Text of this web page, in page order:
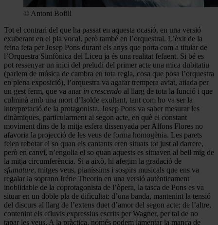
© Antoni Bofill
Tot el contrari del que ha passat en aquesta ocasió, en una versió
exuberant en el pla vocal, però també en l’orquestral. L’èxit de la
feina feta per Josep Pons durant els anys que porta com a titular de
l’Orquestra Simfònica del Liceu ja és una realitat fefaent. Si bé es
pot ressenyar un inici del preludi del primer acte una mica dubitatiu
(parlem de música de cambra en tota regla, cosa que posa l’orquestra
en plena exposició), l’orquestra va agafar trempera aviat, atiada per
un gest ferm, que va anar in crescendo al llarg de tota la funció i que
culminà amb una mort d’Isolde exultant, tant com ho va ser la
interpretació de la protagonista. Josep Pons va saber mesurar les
dinàmiques, particularment al segon acte, en què el constant
moviment dins de la mitja esfera dissenyada per Alfons Flores no
afavoria la projecció de les veus de forma homogènia. Les parets
feien rebotar el so quan els cantants eren situats tot just al darrere,
però en canvi, n’engolia el so quan aquests es situaven al bell mig de
la mitja circumferència. Si a això, hi afegim la gradació de
sfumature, mitges veus, pianíssims i sospirs musicals que ens va
regalar la soprano Iréne Theorin en una versió autènticament
inoblidable de la coprotagonista de l’òpera, la tasca de Pons es va
situar en un doble pla de dificultat: d’una banda, mantenint la tensió
del discurs al llarg de l’extens duet d’amor del segon acte; de l’altre,
contenint els efluvis expressius escrits per Wagner, per tal de no
tapar les veus. A la pràctica, només podem lamentar la manca de